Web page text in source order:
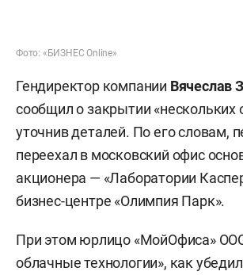
Фото: «БИЗНЕС Online»
Гендиректор компании Вячеслав
сообщил о закрытии «нескольких
уточнив деталей. По его словам,
переехал в московский офис
акционера — «Лаборатории
бизнес-центре «Олимпия Парк».
При этом юрлицо «МойОфиса»
облачные технологии», как